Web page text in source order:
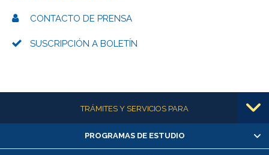
CONTACTO DE PRENSA
SUSCRIPCIÓN A BOLETÍN
Más informaciónTRÁMITES Y SERVICIOS PARA
Alumnas/os y exalumnas/os
PROGRAMAS DE ESTUDIO